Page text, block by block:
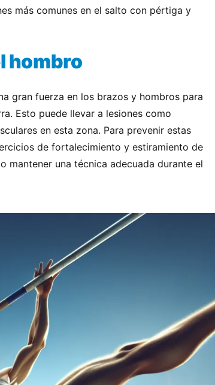
más comunes en el salto con pértiga y
hombro
gran fuerza en los brazos y hombros para
Esto puede llevar a lesiones como
en esta zona. Para prevenir estas
de fortalecimiento y estiramiento de
mantener una técnica adecuada durante el